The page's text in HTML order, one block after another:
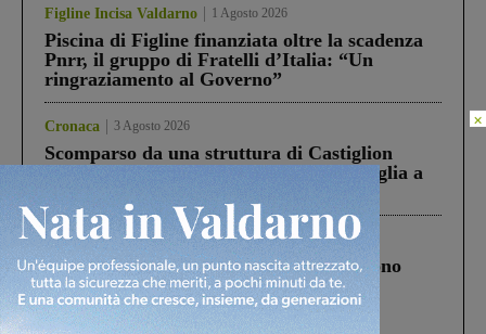
Figline Incisa Valdarno 1 Agosto 2026
Piscina di Figline finanziata oltre la scadenza
Pnrr, il gruppo di Fratelli d’Italia: “Un
ringraziamento al Governo”
Cronaca 3 Agosto 2026
Scomparso da una struttura di Castiglion
Fiorentino l’uomo che aveva ucciso la figlia a
Levane nel 2020
Cronaca 4 Agosto 2026
Un anno fa la strage in A1 in cui morirono
Gianni, Giulia e Franco. Lo schianto, il
processo, lo stop ai sorpassi fra tir....
×